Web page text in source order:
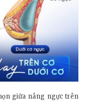
giữa nâng ngực trên